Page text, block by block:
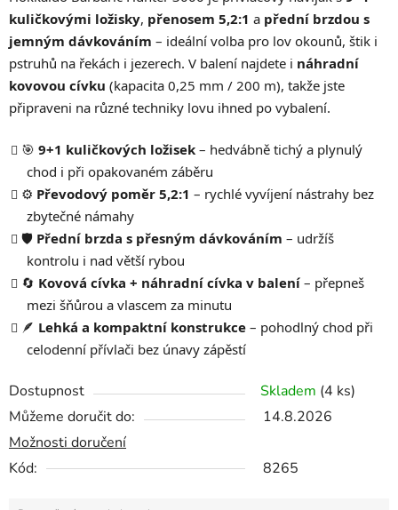
kuličkovými ložisky, přenosem 5,2:1 a přední brzdou s
jemným dávkováním – ideální volba pro lov okounů, štik i
pstruhů na řekách i jezerech. V balení najdete i náhradní
kovovou cívku (kapacita 0,25 mm / 200 m), takže jste
připraveni na různé techniky lovu ihned po vybalení.
🎯 9+1 kuličkových ložisek – hedvábně tichý a plynulý
chod i při opakovaném záběru
⚙️ Převodový poměr 5,2:1 – rychlé vyvíjení nástrahy bez
zbytečné námahy
🛡️ Přední brzda s přesným dávkováním – udržíš
kontrolu i nad větší rybou
🔄 Kovová cívka + náhradní cívka v balení – přepneš
mezi šňůrou a vlascem za minutu
🪶 Lehká a kompaktní konstrukce – pohodlný chod při
celodenní přívlači bez únavy zápěstí
Dostupnost Skladem (4 ks)
Můžeme doručit do:
14.8.2026
Možnosti doručení
Kód:
8265